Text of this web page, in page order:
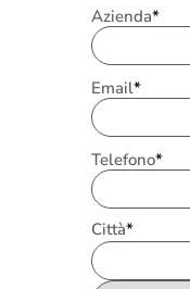
Azienda*
Email*
Telefono*
Città*